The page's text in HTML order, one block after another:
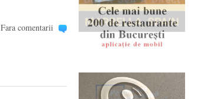
Fara comentarii